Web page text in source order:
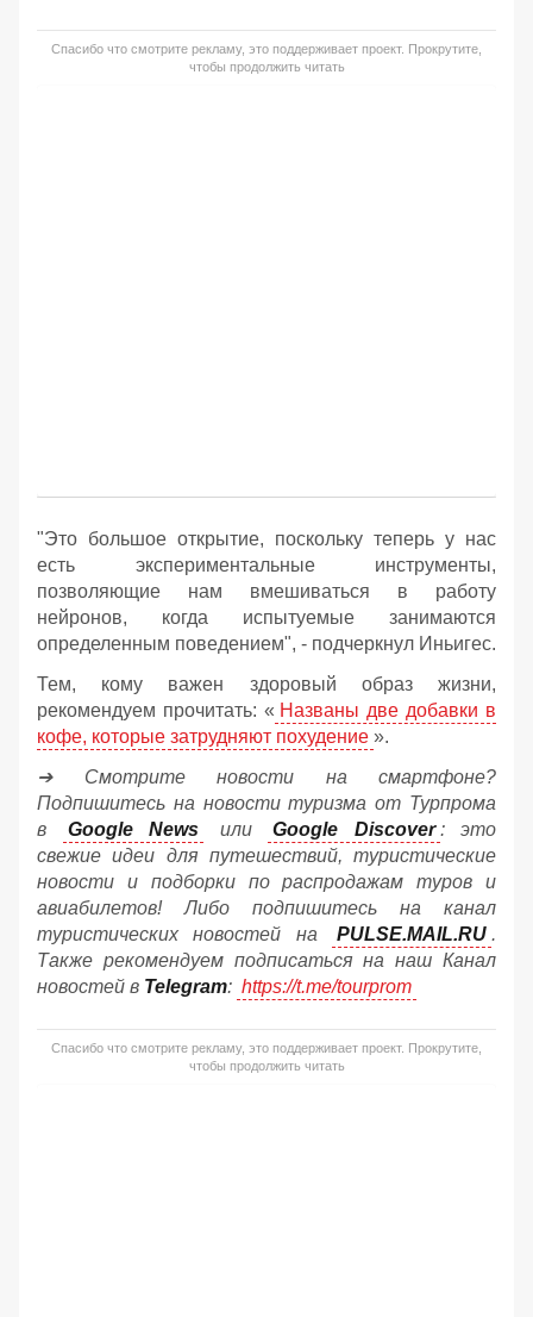
Спасибо что смотрите рекламу, это поддерживает проект. Прокрутите,
чтобы продолжить читать
"Это большое открытие, поскольку теперь у нас
есть экспериментальные инструменты,
позволяющие нам вмешиваться в работу
нейронов, когда испытуемые занимаются
определенным поведением", - подчеркнул Иньигес.
Тем, кому важен здоровый образ жизни,
рекомендуем прочитать: « Названы две добавки в
кофе, которые затрудняют похудение ».
➔ Смотрите новости на смартфоне?
Подпишитесь на новости туризма от Турпрома
в
Google News или Google Discover : это
свежие идеи для путешествий, туристические
новости и подборки по распродажам туров и
авиабилетов! Либо подпишитесь на канал
туристических новостей на
PULSE.MAIL.RU .
Также рекомендуем подписаться на наш Канал
новостей в Telegram: https://t.me/tourprom
Спасибо что смотрите рекламу, это поддерживает проект. Прокрутите,
чтобы продолжить читать